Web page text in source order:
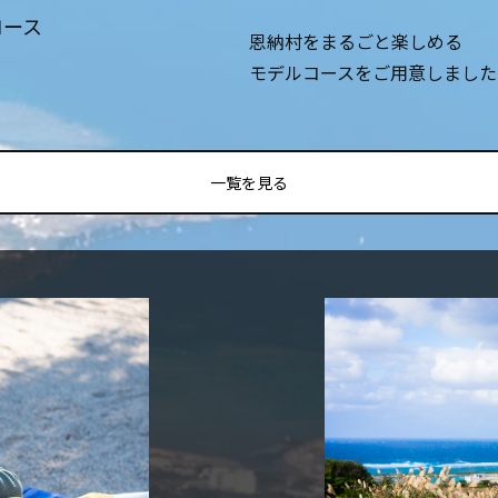
ス
恩納村をまるごと楽しめる
モデルコースをご用意しまし
一覧を見る